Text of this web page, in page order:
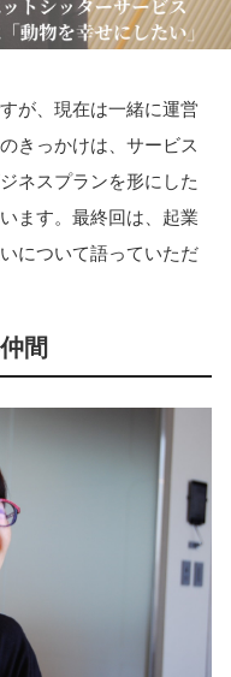
が、現在は一緒に運営
きっかけは、サービス
ネスプランを形にした
ます。最終回は、起業
について語っていただ
間